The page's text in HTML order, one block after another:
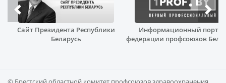
Сайт Президента Республики
Беларусь
Информационный
федерации профсоюзов